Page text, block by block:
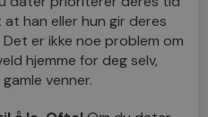
han eller hun gir deres
er ikke noe problem om
hjemme for deg selv,
venner.